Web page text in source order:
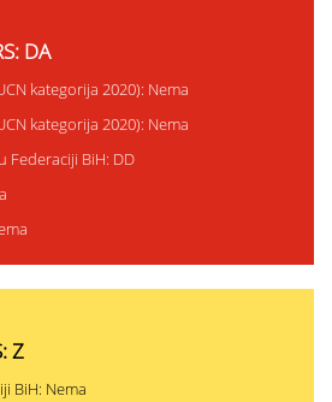
DA
kategorija 2020): Nema
kategorija 2020): Nema
Federaciji BiH: DD
Z
BiH: Nema